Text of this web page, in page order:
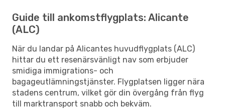
Guide till ankomstflygplats: Alicante
(ALC)
När du landar på Alicantes huvudflygplats (ALC)
hittar du ett resenärsvänligt nav som erbjuder
smidiga immigrations- och
bagageutlämningstjänster. Flygplatsen ligger nära
stadens centrum, vilket gör din övergång från flyg
till marktransport snabb och bekväm.